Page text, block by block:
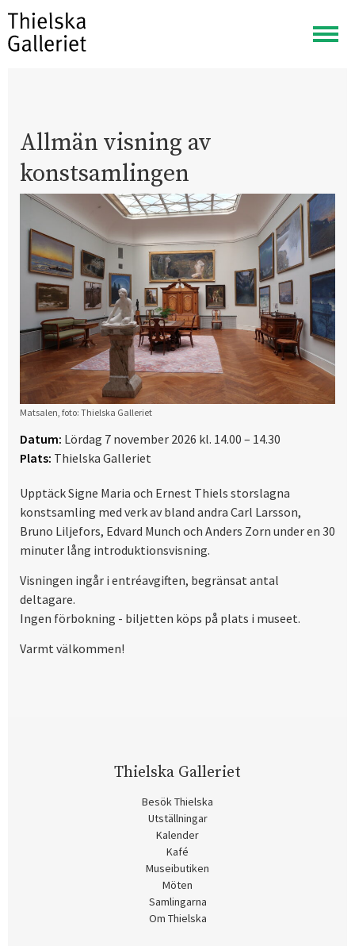
Visa
meny
Allmän visning av
konstsamlingen
Matsalen, foto: Thielska Galleriet
Datum: Lördag 7 november 2026 kl. 14.00 – 14.30
Plats: Thielska Galleriet
Upptäck Signe Maria och Ernest Thiels storslagna
konstsamling med verk av bland andra Carl Larsson,
Bruno Liljefors, Edvard Munch och Anders Zorn under en 30
minuter lång introduktionsvisning.
Visningen ingår i entréavgiften, begränsat antal
deltagare.
Ingen förbokning - biljetten köps på plats i museet.
Varmt välkommen!
Thielska Galleriet
Besök Thielska
Utställningar
Kalender
Kafé
Museibutiken
Möten
Samlingarna
Om Thielska